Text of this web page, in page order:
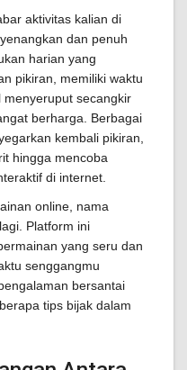
aktivitas kalian di
dan penuh
harian yang
pikiran, memiliki waktu
secangkir
berharga. Berbagai
kembali pikiran,
hingga mencoba
di internet.
online, nama
Platform ini
yang seru dan
senggangmu
bersantai
tips bijak dalam